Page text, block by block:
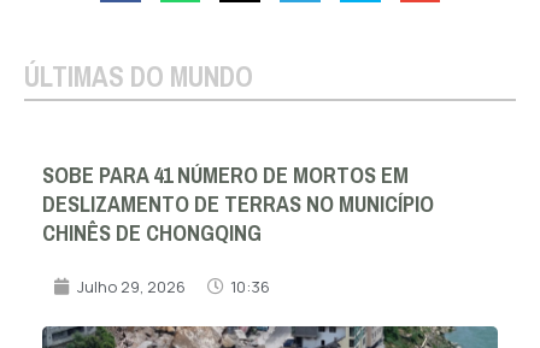
ÚLTIMAS DO MUNDO
SOBE PARA 41 NÚMERO DE MORTOS EM
DESLIZAMENTO DE TERRAS NO MUNICÍPIO
CHINÊS DE CHONGQING
Julho 29, 2026 10:36